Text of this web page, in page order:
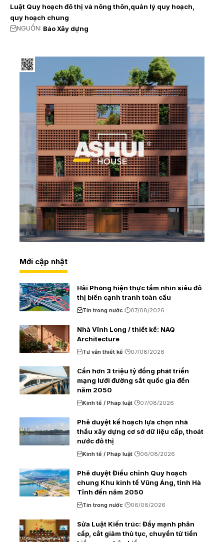
Luật Quy hoạch đô thị và nông thôn quản lý quy hoạch
quy hoạch chung
NGUỒN: Báo Xây dựng
Mới cập nhật
Hải Phòng hiện thực tầm nhìn siêu đô
thị biển cạnh tranh toàn cầu
Tin trong nước 07/08/2026
Nhà Vĩnh Long / thiết kế: NAQ
Architecture
Tư vấn thiết kế 07/08/2026
Cần hơn 3 triệu tỷ đồng phát triển
mạng lưới đường sắt quốc gia đến
năm 2050
Kinh tế / Pháp luật 07/08/2026
Phê duyệt kế hoạch lựa chọn nhà
thầu xây dựng cơ sở dữ liệu cấp, thoát
nước đô thị
Kinh tế / Pháp luật 06/08/2026
Phê duyệt Điều chỉnh Quy hoạch
chung Khu kinh tế Vũng Áng, tỉnh Hà
Tĩnh đến năm 2050
Tin trong nước 06/08/2026
Sửa Luật Kiến trúc: Đẩy mạnh phân
cấp, cắt giảm thủ tục, chuyển từ tiền